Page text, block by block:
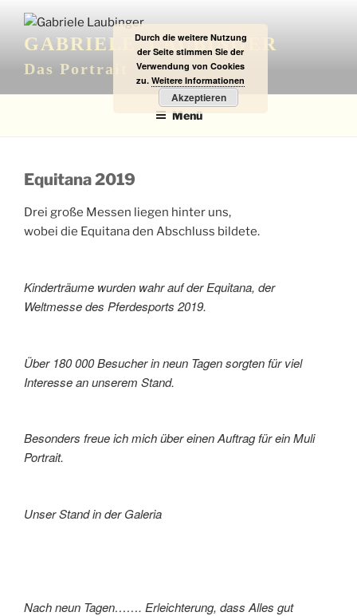
Inhalt
springenGABRIELE LAUBINGER
Das Portrait
Menü
Equitana 2019
Drei große Messen liegen hinter uns,
wobei die Equitana den Abschluss bildete.
Kinderträume wurden wahr auf der Equitana, der
Weltmesse des Pferdesports 2019.
Über 180 000 Besucher in neun Tagen sorgten für viel
Interesse an unserem Stand.
Besonders freue ich mich über einen Auftrag für ein Muli
Portrait.
Unser Stand in der Galeria
Nach neun Tagen……. Erleichterung, dass Alles gut
Durch die weitere Nutzung
der Seite stimmen Sie der
Verwendung von Cookies
zu. Weitere Informationen
Akzeptieren